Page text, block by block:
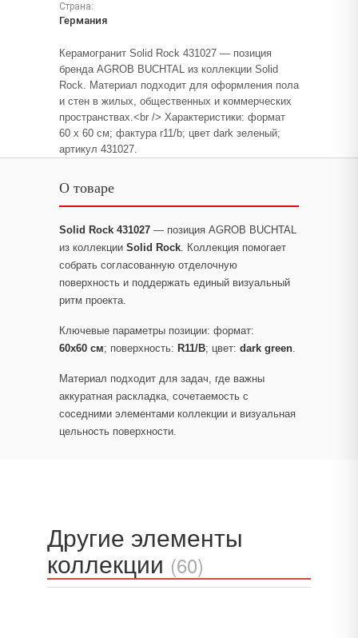
Страна:
Германия
Керамогранит Solid Rock 431027 — позиция
бренда AGROB BUCHTAL из коллекции Solid
Rock. Материал подходит для оформления пола
и стен в жилых, общественных и коммерческих
пространствах.<br /> Характеристики: формат
60 x 60 см; фактура r11/b; цвет dark зеленый;
артикул 431027.
О товаре
Solid Rock 431027 — позиция AGROB BUCHTAL
из коллекции Solid Rock. Коллекция помогает
собрать согласованную отделочную
поверхность и поддержать единый визуальный
ритм проекта.
Ключевые параметры позиции: формат:
60x60 см; поверхность: R11/B; цвет: dark green.
Материал подходит для задач, где важны
аккуратная раскладка, сочетаемость с
соседними элементами коллекции и визуальная
цельность поверхности.
Другие элементы
коллекции (60)